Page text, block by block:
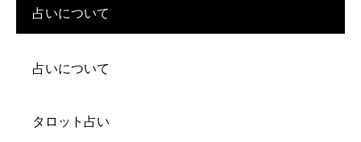
占いについて
占いについて
タロット占い